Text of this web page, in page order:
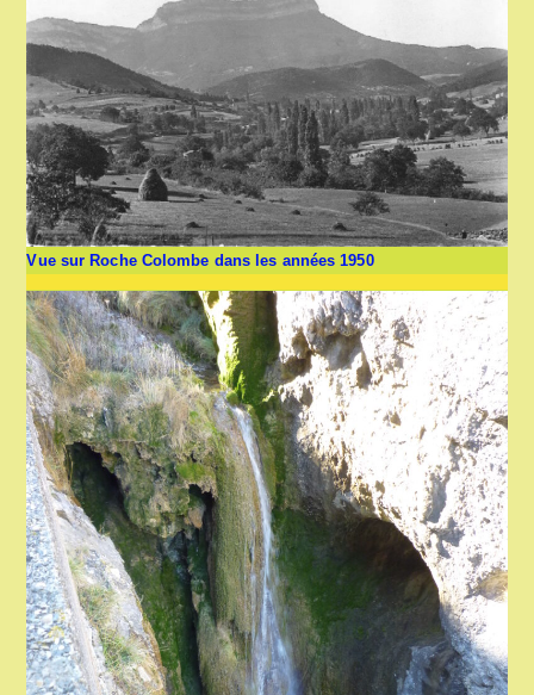
Vue sur Roche Colombe dans les années 1950